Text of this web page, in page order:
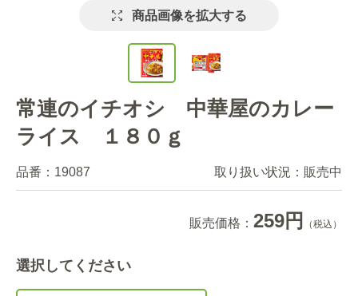
商品画像を拡大する
常連のイチオシ 中華屋のカレー
ライス １８０ｇ
品番： 19087 取り扱い状況： 販売中
販売価格： 259円 （税込）
選択してください